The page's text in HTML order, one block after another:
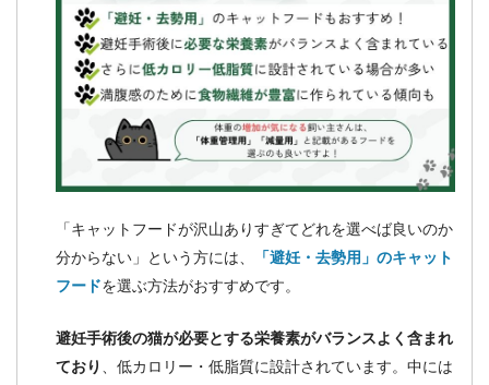
「キャットフードが沢山ありすぎてどれを選べば良いのか
分からない」という方には、
「避妊・去勢用」のキャット
フードを選ぶ方法がおすすめです。
避妊手術後の猫が必要とする栄養素がバランスよく含まれ
ており
、低カロリー・低脂質に設計されています。中には